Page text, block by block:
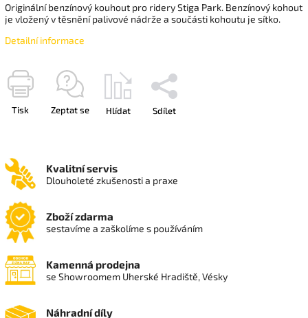
Originální benzínový kouhout pro ridery Stiga Park. Benzínový kohout
je vložený v těsnění palivové nádrže a součásti kohoutu je sítko.
Detailní informace
Tisk Zeptat se Hlídat Sdílet
Kvalitní servis
Dlouholeté zkušenosti a praxe
Zboží zdarma
sestavíme a zaškolíme s používáním
Kamenná prodejna
se Showroomem Uherské Hradiště, Vésky
Náhradní díly